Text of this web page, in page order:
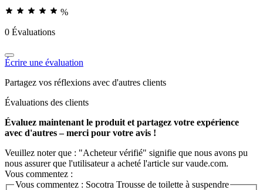
%
0 Évaluations
Écrire une évaluation
Partagez vos réflexions avec d'autres clients
Évaluations des clients
Évaluez maintenant le produit et partagez votre expérience
avec d'autres – merci pour votre avis !
Veuillez noter que : "Acheteur vérifié" signifie que nous avons pu
nous assurer que l'utilisateur a acheté l'article sur vaude.com.
Vous commentez :
Vous commentez : Socotra Trousse de toilette à suspendre